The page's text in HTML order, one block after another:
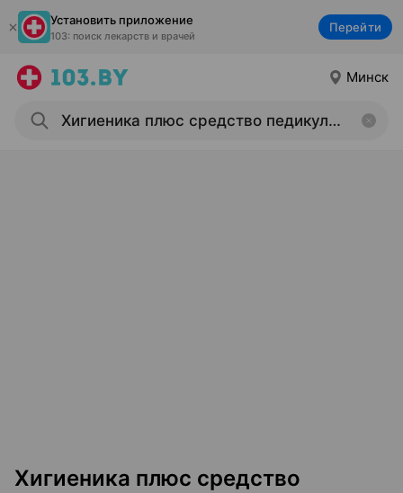
Установить приложение
103: поиск лекарств и врачей
Перейти
Минск
Хигиеника плюс средство